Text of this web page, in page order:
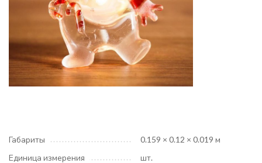
Габариты
0.159 × 0.12 × 0.019 м
Единица измерения
шт.